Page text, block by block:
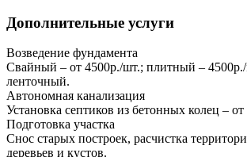
Дополнительные услуги
Возведение фундамента
Свайный – от 4500р./шт.; плитный –
ленточный.
Автономная канализация
Установка септиков из бетонных колец – от
Подготовка участка
Снос старых построек, расчистка
деревьев и кустов.